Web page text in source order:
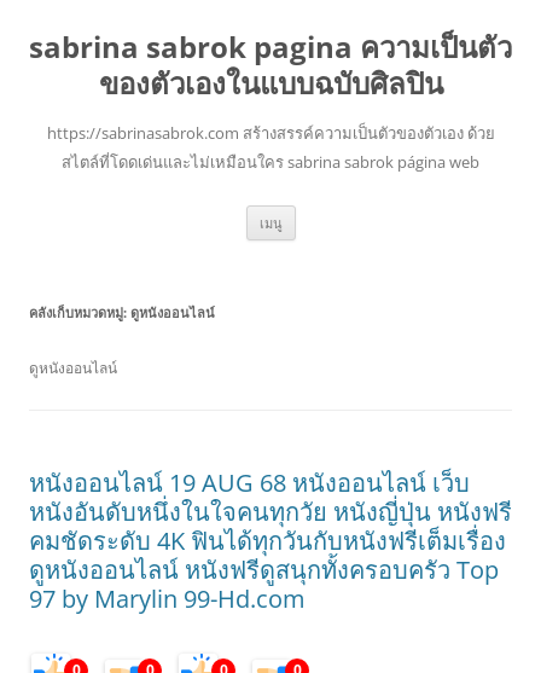
sabrina sabrok pagina ความเป็นตัว
ของตัวเองในแบบฉบับศิลปิน
https://sabrinasabrok.com สร้างสรรค์ความเป็นตัวของตัวเอง ด้วย
สไตล์ที่โดดเด่นและไม่เหมือนใคร sabrina sabrok página web
เมนู ข้าม
ยัง
คลังเก็บหมวดหมู่: ดูหนังออนไลน์
ดูหนังออนไลน์
หนังออนไลน์ 19 AUG 68 หนังออนไลน์ เว็บ
หนังอันดับหนึ่งในใจคนทุกวัย หนังญี่ปุ่น หนังฟรี
คมชัดระดับ 4K ฟินได้ทุกวันกับหนังฟรีเต็มเรื่อง
ดูหนังออนไลน์ หนังฟรีดูสนุกทั้งครอบครัว Top
97 by Marylin 99-Hd.com